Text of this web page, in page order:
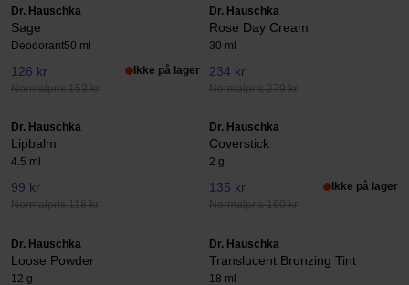
Dr. Hauschka
Sage
Deodorant50 ml
126 kr
Normalpris 153 kr
Ikke på lager
Dr. Hauschka
Rose Day Cream
30 ml
234 kr
Normalpris 279 kr
Dr. Hauschka
Lipbalm
4.5 ml
99 kr
Normalpris 118 kr
Dr. Hauschka
Coverstick
2 g
135 kr
Normalpris 160 kr
Ikke på lager
Dr. Hauschka
Loose Powder
12 g
Dr. Hauschka
Translucent Bronzing Tint
18 ml